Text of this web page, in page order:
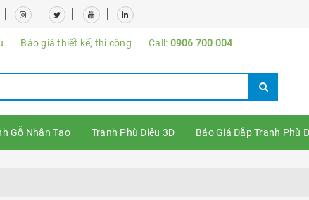
Báo giá thiết kế, thi công Call: 0906 700 004
Gỗ Nhân Tạo Tranh Phù Điêu 3D Báo Giá Đắp Tranh Phù